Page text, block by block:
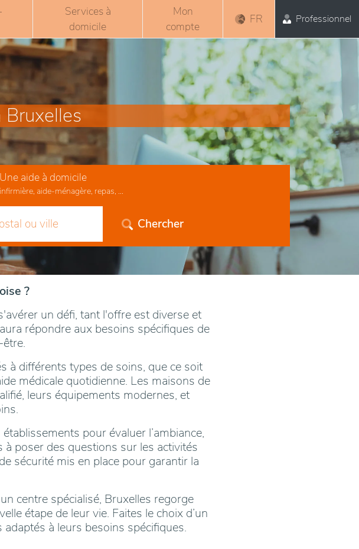
Services à
domicile
Mon
compte
FR Professionnel
Bruxelles
Une aide à domicile
infirmière, aide-ménagère, repas, ...
Chercher
?
un défi, tant l'offre est diverse et
répondre aux besoins spécifiques de
à différents types de soins, que ce soit
médicale quotidienne. Les maisons de
leurs équipements modernes, et
pour évaluer l’ambiance,
poser des questions sur les activités
sécurité mis en place pour garantir la
centre spécialisé, Bruxelles regorge
étape de leur vie. Faites le choix d’un
à leurs besoins spécifiques.